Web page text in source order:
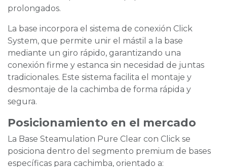
prolongados.
La base incorpora el sistema de conexión Click
System, que permite unir el mástil a la base
mediante un giro rápido, garantizando una
conexión firme y estanca sin necesidad de juntas
tradicionales. Este sistema facilita el montaje y
desmontaje de la cachimba de forma rápida y
segura.
Posicionamiento en el mercado
La Base Steamulation Pure Clear con Click se
posiciona dentro del segmento premium de bases
específicas para cachimba, orientado a: